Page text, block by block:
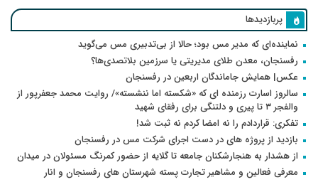
پربازدیدها
نماینده‌ای که مدیر مس بود؛ حالا از بی‌تدبیری مس می‌گوید
رفسنجان، معدن طلای مدیریتی یا سرزمین بلاتصدی‌ها؟
عکس| همایش جاماندگان اربعین در رفسنجان
سالروز اسارت رزمنده ای که «شکسته اما ننشسته»/ روایت محمد جعفرپور از
والفجر ۳ تا پیری و دلتنگی برای رفقای شهید
تفکری: قراردادم را نه امضا کردم نه ثبت شد!
بازدید از پروژه های در دست اجرای شرکت مس در رفسنجان
از هشدار به هنجارشکنان جامعه تا گلایه از حضور کمرنگ مسئولان در میدان
معرفی فعالین و مشاهیر تجارت پسته شهرستان های رفسنجان و انار